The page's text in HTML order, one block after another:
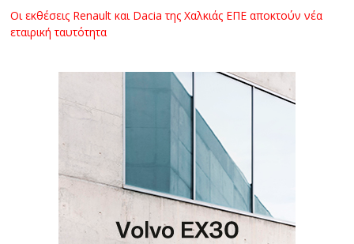
Οι εκθέσεις Renault και Dacia της Χαλκιάς ΕΠΕ αποκτούν νέα
εταιρική ταυτότητα